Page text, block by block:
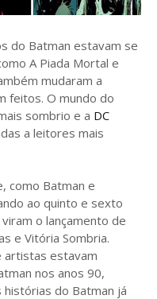
do Batman estavam se
A Piada Mortal e
mudaram a
feitos. O mundo do
sombrio e a DC
a leitores mais
como Batman e
ao quinto e sexto
o lançamento de
e Vitória Sombria.
artistas estavam
nos anos 90,
histórias do Batman já